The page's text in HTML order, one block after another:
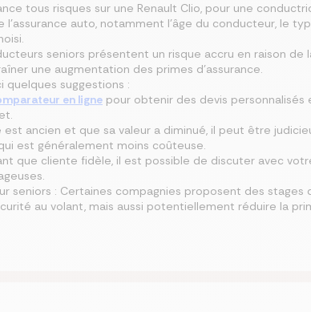
tous risques sur une Renault Clio, pour une
auto, notamment l’âge du conducteur, le
seniors présentent un risque accru en raison de
une augmentation des primes d’assurance.
quelques suggestions :
en ligne pour obtenir des devis personnalisés
est ancien et que sa valeur a diminué, il peut être
est généralement moins coûteuse.
que cliente fidèle, il est possible de discuter avec
seniors : Certaines compagnies proposent des stages
au volant, mais aussi potentiellement réduire la